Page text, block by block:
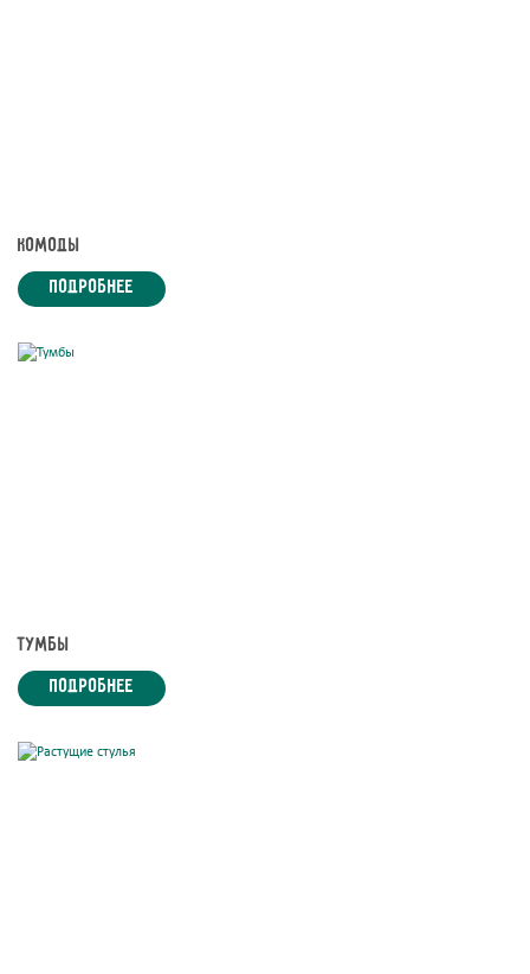
Комоды
подробнее
Тумбы
подробнее